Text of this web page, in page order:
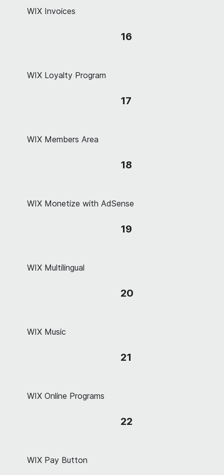
WIX Invoices
WIX Loyalty Program
16
WIX Members Area
17
WIX Monetize with AdSense
18
WIX Multilingual
19
WIX Music
20
WIX Online Programs
21
WIX Pay Button
22